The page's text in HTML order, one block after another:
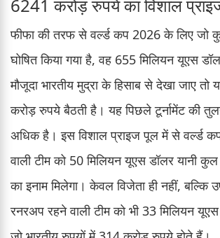
6241 करोड़ रुपये का विशाल
फीफा की तरफ से वर्ल्ड कप 2026 के लिए जो
घोषित किया गया है, वह 655 मिलियन यूएस
मौजूदा भारतीय मुद्रा के हिसाब से देखा जाए
करोड़ रुपये बैठती है। यह पिछले टूर्नामेंट की
अधिक है। इस विशाल प्राइज पूल में से वर्ल्ड
वाली टीम को 50 मिलियन यूएस डॉलर यानी
का इनाम मिलेगा। केवल विजेता ही नहीं, बल्कि
रनरअप रहने वाली टीम को भी 33 मिलियन